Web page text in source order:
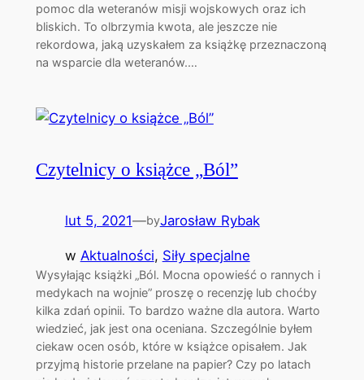
pomoc dla weteranów misji wojskowych oraz ich
bliskich. To olbrzymia kwota, ale jeszcze nie
rekordowa, jaką uzyskałem za książkę przeznaczoną
na wsparcie dla weteranów.…
Czytelnicy o książce „Ból”
lut 5, 2021—byJarosław Rybak
w Aktualności, Siły specjalne
Wysyłając książki „Ból. Mocna opowieść o rannych i
medykach na wojnie” proszę o recenzję lub choćby
kilka zdań opinii. To bardzo ważne dla autora. Warto
wiedzieć, jak jest ona oceniana. Szczególnie byłem
ciekaw ocen osób, które w książce opisałem. Jak
przyjmą historie przelane na papier? Czy po latach